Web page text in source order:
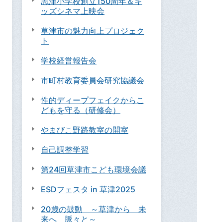
ッズシネマ上映会
草津市の魅力向上プロジェク
ト
学校経営報告会
市町村教育委員会研究協議会
性的ディープフェイクからこ
どもを守る（研修会）
やまびこ野路教室の開室
自己調整学習
第24回草津市こども環境会議
ESDフェスタ in 草津2025
20歳の鼓動 ～草津から 未
来へ 脈々と～